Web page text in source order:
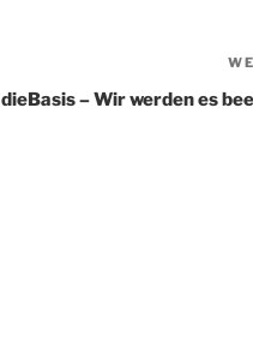
dieBasis – Wir werden es